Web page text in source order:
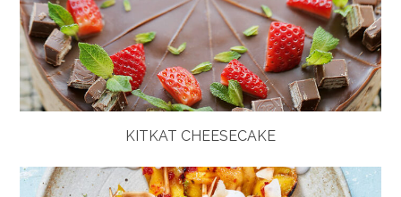
KITKAT CHEESECAKE